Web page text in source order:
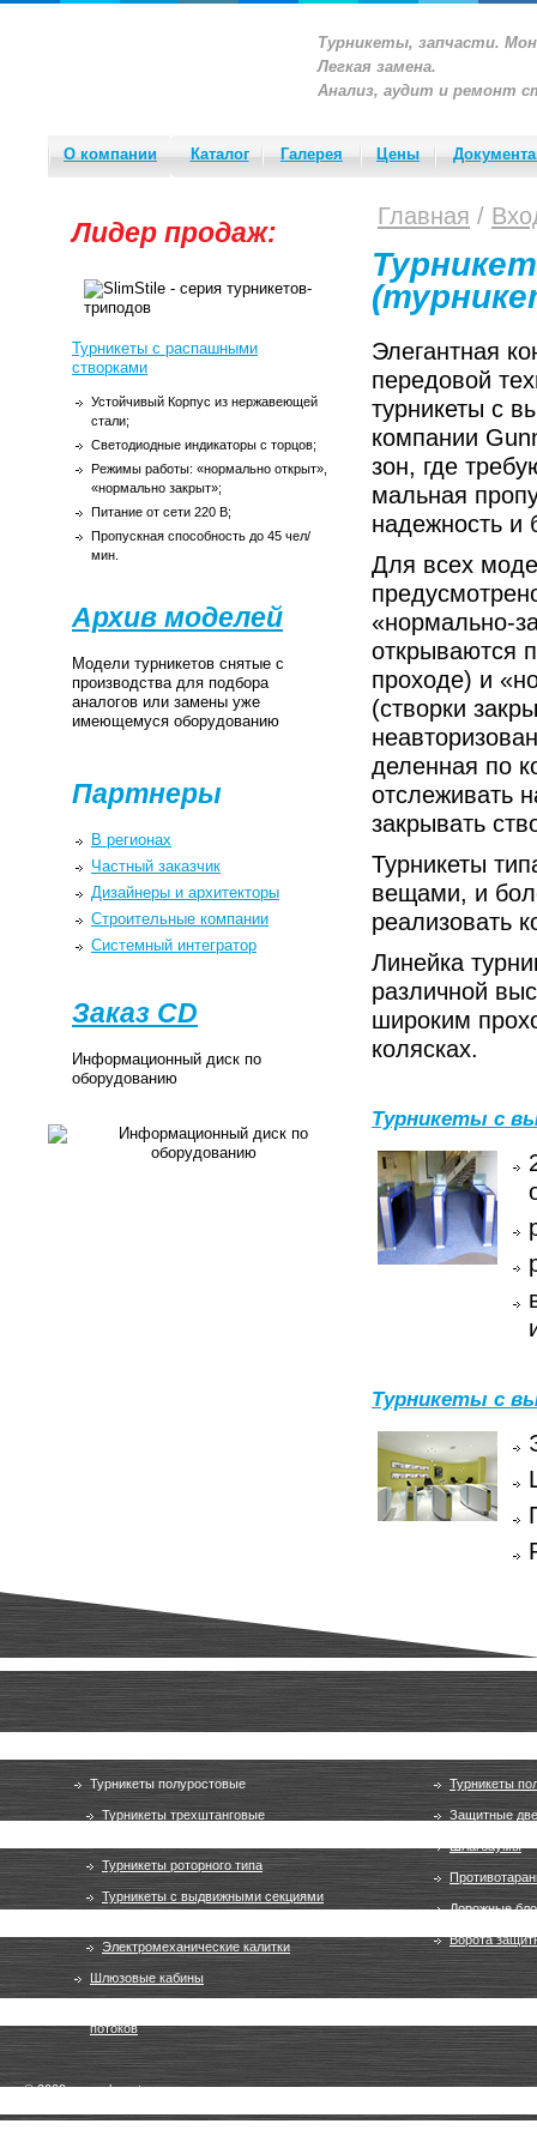
Турникеты, запчасти.
Легкая замена.
Анализ, аудит и ремонт
О компании Каталог Галерея Цены
Лидер продаж:
Турникеты с распашными
створками
Устойчивый Корпус из нержавеющей
стали;
Светодиодные индикаторы с торцов;
Режимы работы: «нормально открыт»,
«нормально закрыт»;
Питание от сети 220 В;
Пропускная способность до 45 чел/
мин.
Архив моделей
Модели турникетов снятые с
производства для подбора
аналогов или замены уже
имеющемуся оборудованию
Партнеры
В регионах
Частный заказчик
Дизайнеры и архитекторы
Строительные компании
Системный интегратор
Заказ CD
Информационный диск по
оборудованию
Главная /
Элегантная
передовой
турникеты с
компании
зон, где
мальная
надежность и
Для всех
«нормально-
открываются
проходе) и
(створки
деленная по
отслеживать
закрывать
Турникеты
вещами, и
реализовать
Линейка
различной
широким
колясках.
Турникеты с
Турникеты с
Турникеты полуростовые
Турникеты трехштанговые
Турникеты роторного типа
Турникеты с выдвижными секциями
Электромеханические калитки
Шлюзовые кабины
потоков
Турникеты
Защитные
Шлагбаумы
Дорожные
Ворота
© 2009, gunneboentrance.ru, все права защищены.